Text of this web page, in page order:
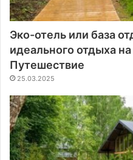
Эко-отель или база
идеального отдыха
Путешествие
25.03.2025